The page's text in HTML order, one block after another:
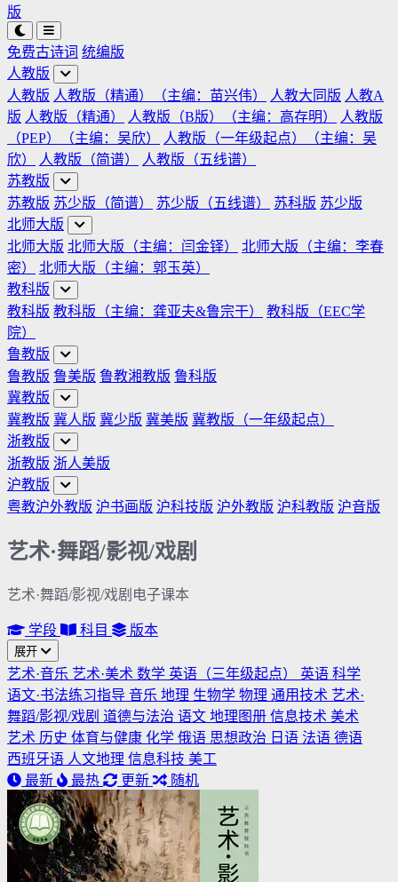
版
免费古诗词 统编版
人教版
人教版 人教版（精通）（主编：苗兴伟） 人教大同版 人教A
版 人教版（精通） 人教版（B版）（主编：高存明）
人教版
（PEP）（主编：吴欣）
人教版（一年级起点）（主编：吴
欣）
人教版（简谱）
人教版（五线谱）
苏教版
苏教版 苏少版（简谱） 苏少版（五线谱） 苏科版 苏少版
北师大版
北师大版 北师大版（主编：闫金铎）
北师大版（主编：李春
密）
北师大版（主编：郭玉英）
教科版
教科版 教科版（主编：龚亚夫&鲁宗干）
教科版（EEC学
院）
鲁教版
鲁教版 鲁美版 鲁教湘教版 鲁科版
冀教版
冀教版 冀人版 冀少版 冀美版 冀教版（一年级起点）
浙教版
浙教版 浙人美版
沪教版
粤教沪外教版 沪书画版 沪科技版 沪外教版 沪科教版 沪音版
艺术·舞蹈/影视/戏剧
艺术·舞蹈/影视/戏剧电子课本
学段 科目 版本
展开
艺术·音乐 艺术·美术 数学 英语（三年级起点） 英语 科学
语文·书法练习指导 音乐 地理 生物学 物理 通用技术 艺术·
舞蹈/影视/戏剧 道德与法治 语文 地理图册 信息技术 美术
艺术 历史 体育与健康 化学 俄语 思想政治 日语 法语 德语
西班牙语 人文地理 信息科技 美工
最新
最热 更新 随机